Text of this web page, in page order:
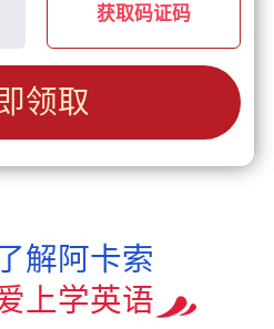
获取码证码
领取
解阿卡索
上学英语